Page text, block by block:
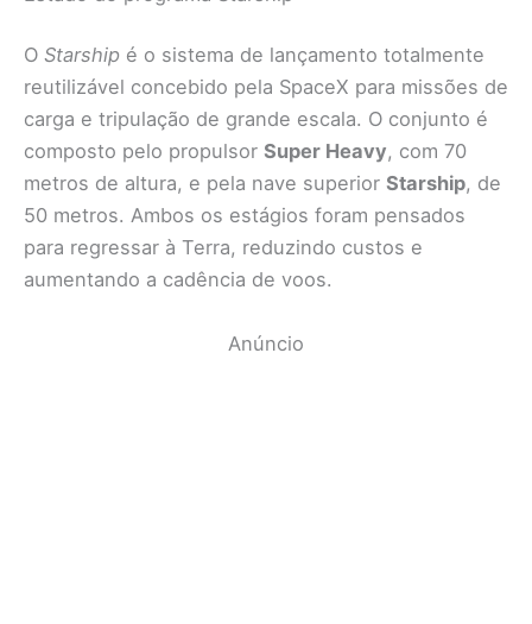
O Starship é o sistema de lançamento totalmente
reutilizável concebido pela SpaceX para missões de
carga e tripulação de grande escala. O conjunto é
composto pelo propulsor Super Heavy, com 70
metros de altura, e pela nave superior Starship, de
50 metros. Ambos os estágios foram pensados
para regressar à Terra, reduzindo custos e
aumentando a cadência de voos.
Anúncio